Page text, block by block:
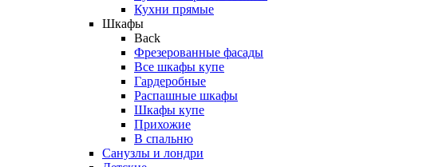
Кухни прямые
Шкафы
Back
Фрезерованные фасады
Все шкафы купе
Гардеробные
Распашные шкафы
Шкафы купе
Прихожие
В спальню
Санузлы и лондри